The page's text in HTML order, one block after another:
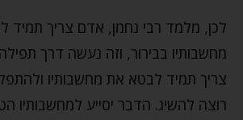
לכן, מלמד רבי נחמן, אדם צריך תמיד
מחשבותיו בבירור, וזה נעשה דרך
צריך תמיד לבטא את מחשבותיו
רוצה להשיג. הדבר יסייע למחשבותיו